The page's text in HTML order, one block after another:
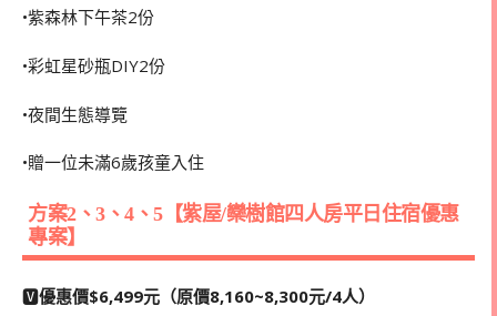
•紫森林下午茶2份
•彩虹星砂瓶DIY2份
•夜間生態導覽
•贈一位未滿6歲孩童入住
方案2、3、4、5【紫屋/欒樹館四人房平日住宿優惠
專案】
🆅優惠價$6,499元（原價8,160~8,300元/4人）